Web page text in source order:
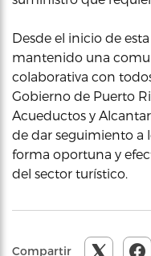
Desde el inicio de
mantenido una
colaborativa con
Gobierno de Puerto
Acueductos y
de dar seguimiento a
forma oportuna y
del sector turístico.
Compartir